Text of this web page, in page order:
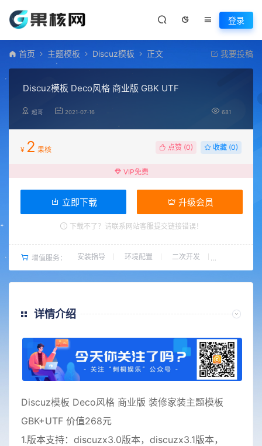
登录
首页 主题模板 Discuz模板 正文 我要投稿
Discuz模板 Deco风格 商业版 GBK UTF
超哥 2021-07-16 681
¥ 2 果核 点赞 (0) 收藏 (0)
VIP免费
立即下载 升级会员
下载不了？请联系网站客服提交链接错误！
增值服务： 安装指导 环境配置 二次开发
详情介绍
Discuz模板 Deco风格 商业版 装修家装主题模板
GBK+UTF 价值268元
1.版本支持：discuzx3.0版本，discuzx3.1版本，